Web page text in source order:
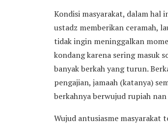
Kondisi masyarakat, dalam hal
ustadz memberikan ceramah,
tidak ingin meninggalkan
kondang karena sering masuk
banyak berkah yang turun.
pengajian, jamaah (katanya)
berkahnya berwujud rupiah nan
Wujud antusiasme masyarakat